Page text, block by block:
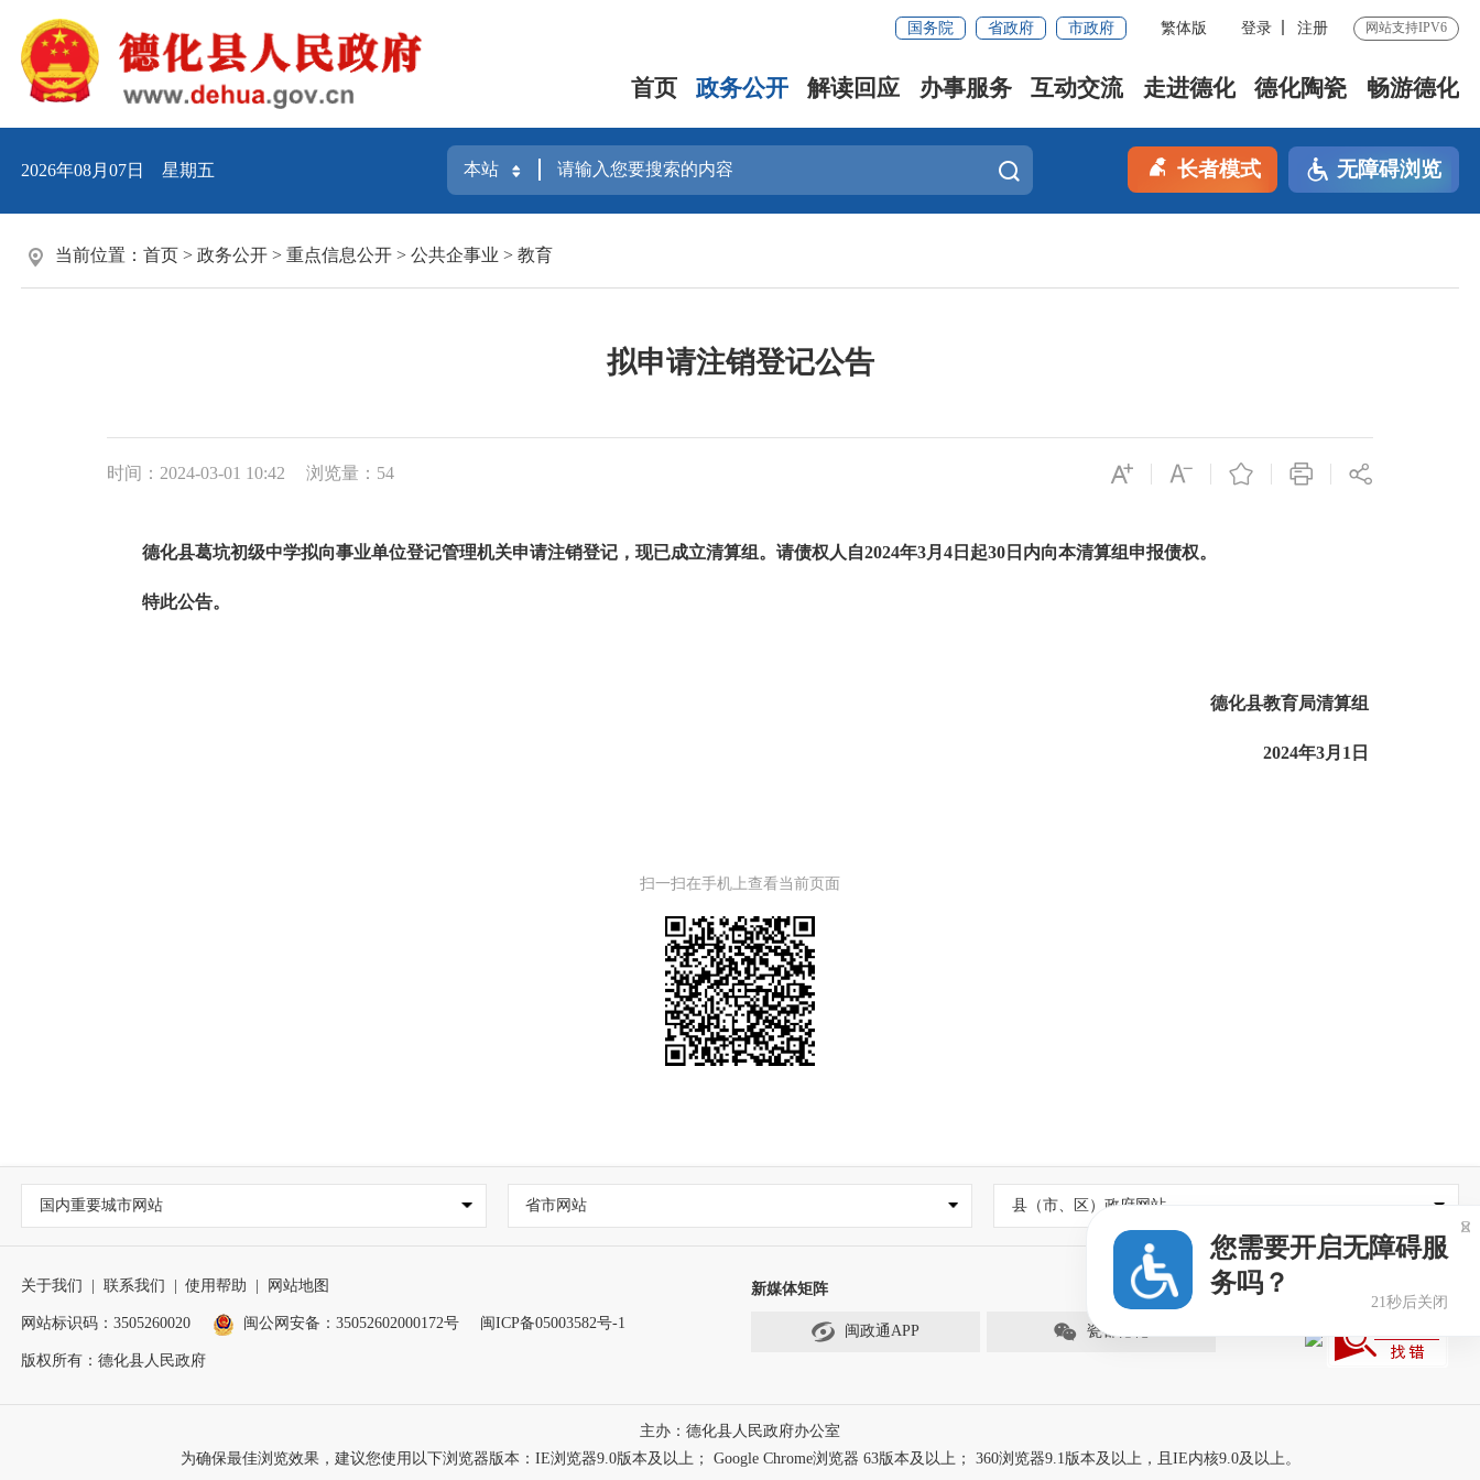
国务院 省政府 市政府 繁体版 登录 注册 网站支持IPV6
首页 政务公开 解读回应 办事服务 互动交流 走进德化 德化陶瓷 畅游德化
2026年08月07日 星期五 长者模式 无障碍浏览
当前位置： 首页 > 政务公开 > 重点信息公开 > 公共企事业 > 教育
拟申请注销登记公告
时间：2024-03-01 10:42 浏览量： 54
德化县葛坑初级中学拟向事业单位登记管理机关申请注销登记，现已成立清算组。请债权人自2024年3月4日起30日内向本清算组申报债权。
特此公告。
德化县教育局清算组
2024年3月1日
扫一扫在手机上查看当前页面
国内重要城市网站 省市网站 县（市、区）政府网站
关于我们 联系我们 使用帮助 网站地图
网站标识码：3505260020 闽公网安备：35052602000172号 闽ICP备05003582号-1
版权所有：德化县人民政府
新媒体矩阵
闽政通APP 瓷都德化
主办：德化县人民政府办公室
为确保最佳浏览效果，建议您使用以下浏览器版本：IE浏览器9.0版本及以上； Google Chrome浏览器 63版本及以上； 360浏览器9.1版本及以上，且IE内核9.0及以上。
您需要开启无障碍服
务吗？
21秒后关闭
